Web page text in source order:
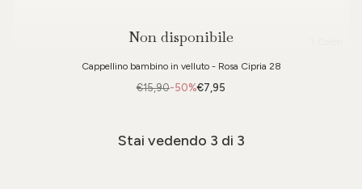
Non disponibile
Cappellino bambino in velluto - Rosa Cipria 28
-50%
€15,90 €7,95
Stai vedendo 3 di 3